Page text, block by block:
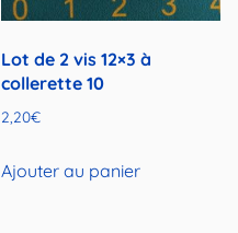
Lot de 2 vis 12×3 à
collerette 10
2,20€
Ajouter au panier